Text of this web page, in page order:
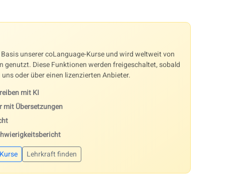
unserer coLanguage-Kurse und wird weltweit von
genutzt. Diese Funktionen werden freigeschaltet, sobald
oder über einen lizenzierten Anbieter.
mit KI
mit Übersetzungen
Lehrkraft finden